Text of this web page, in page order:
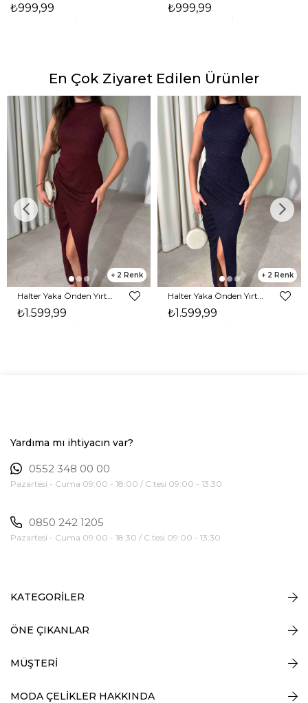
₺999,99 ₺999,99
En Çok Ziyaret Edilen Ürünler
2
₺1.599,99
2
₺1.599,99
Yardıma mı ihtiyacın var?
0552 348 00 00
Pazartesi - Cuma 09:00 - 18:00 / C.tesi 09:00 - 13:30
0850 242 1205
Pazartesi - Cuma 09:00 - 18:30 / C.tesi 09:00 - 13:30
KATEGORİLER
ÖNE ÇIKANLAR
MÜŞTERİ
MODA ÇELİKLER HAKKINDA